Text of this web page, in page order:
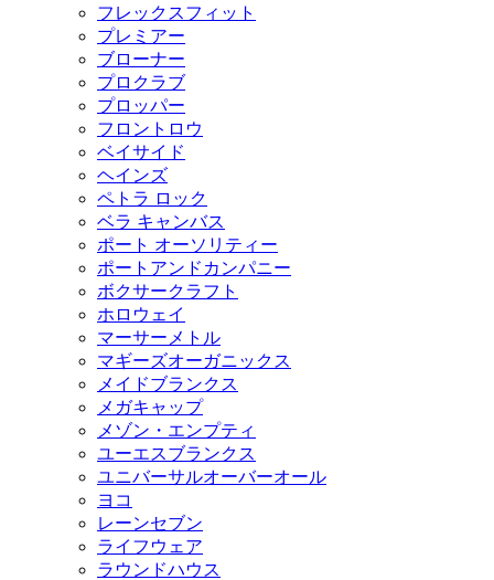
フレックスフィット
プレミアー
ブローナー
プロクラブ
プロッパー
フロントロウ
ベイサイド
ヘインズ
ペトラ ロック
ベラ キャンバス
ポート オーソリティー
ポートアンドカンパニー
ボクサークラフト
ホロウェイ
マーサーメトル
マギーズオーガニックス
メイドブランクス
メガキャップ
メゾン・エンプティ
ユーエスブランクス
ユニバーサルオーバーオール
ヨコ
レーンセブン
ライフウェア
ラウンドハウス